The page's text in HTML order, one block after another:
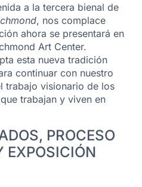
a la tercera bienal de
, nos complace
ahora se presentará en
Art Center.
esta nueva tradición
continuar con nuestro
trabajo visionario de los
trabajan y viven en
PROCESO
EXPOSICIÓN